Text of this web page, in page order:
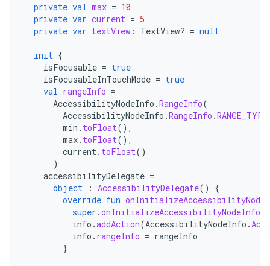
private val max = 10
private var current = 5
private var textView : TextView? = null
init {
isFocusable = true
isFocusableInTouchMode = true
val rangeInfo =
AccessibilityNodeInfo .RangeInfo(
AccessibilityNodeInfo .RangeInfo .
min . toFloat(),
max. toFloat(),
current. toFloat()
)
accessibilityDelegate =
object
: AccessibilityDelegate()
{
override fun
super .onInitializeAccessibilityNodeInfo
info .addAction(AccessibilityNodeInfo .
info . rangeInfo = rangeInfo
}